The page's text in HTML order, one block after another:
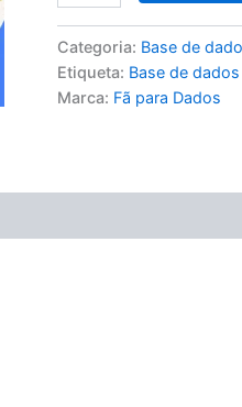
Categoria: Base de
Etiqueta: Base de
Marca: Fã para Dados